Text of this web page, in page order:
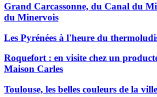
Grand Carcassonne, du Canal du
du Minervois
Les Pyrénées à l'heure du
Roquefort : en visite chez un
Maison Carles
Toulouse, les belles couleurs de la